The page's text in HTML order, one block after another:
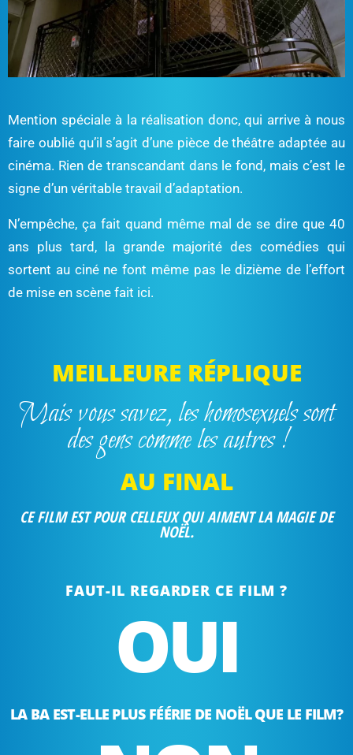
Mention spéciale à la réalisation donc, qui arrive à nous
faire oublié qu’il s’agit d’une pièce de théâtre adaptée au
cinéma. Rien de transcandant dans le fond, mais c’est le
signe d’un véritable travail d’adaptation.
N’empêche, ça fait quand même mal de se dire que 40
ans plus tard, la grande majorité des comédies qui
sortent au ciné ne font même pas le dizième de l’effort
de mise en scène fait ici.
MEILLEURE RÉPLIQUE
Mais vous savez, les homosexuels sont
des gens comme les autres !
AU FINAL
CE FILM EST POUR CELLEUX QUI AIMENT LA MAGIE DE
NOËL.
FAUT-IL REGARDER CE FILM ?
OUI
LA BA EST-ELLE PLUS FÉÉRIE DE NOËL QUE LE FILM?